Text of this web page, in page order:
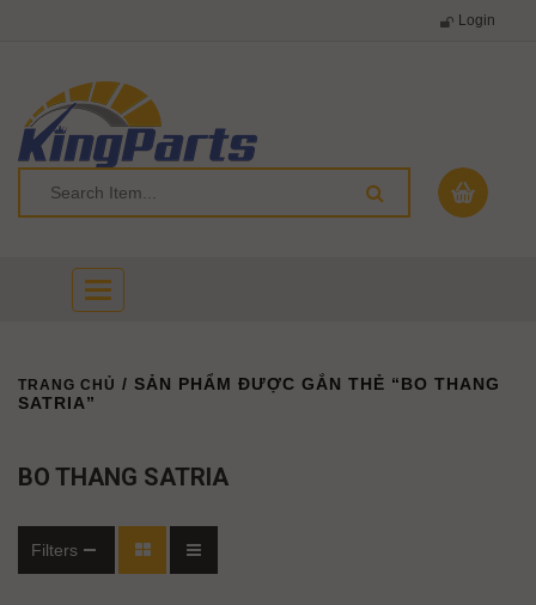
Login
Toggle
navigation
TRANG CHỦ / SẢN PHẨM ĐƯỢC GẮN THẺ “BO THANG
SATRIA”
BO THANG SATRIA
Filters